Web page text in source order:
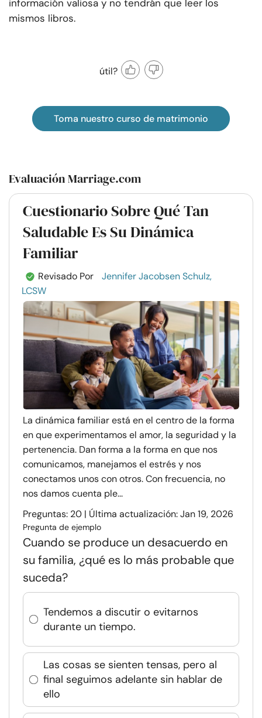
información valiosa y no tendrán que leer los
mismos libros.
útil?
Toma nuestro curso de matrimonio
Evaluación Marriage.com
Cuestionario Sobre Qué Tan
Saludable Es Su Dinámica
Familiar
Revisado Por
Jennifer Jacobsen Schulz,
LCSW
La dinámica familiar está en el centro de la forma
en que experimentamos el amor, la seguridad y la
pertenencia. Dan forma a la forma en que nos
comunicamos, manejamos el estrés y nos
conectamos unos con otros. Con frecuencia, no
nos damos cuenta ple...
Preguntas: 20 | Última actualización: Jan 19, 2026
Pregunta de ejemplo
Cuando se produce un desacuerdo en
su familia, ¿qué es lo más probable que
suceda?
Tendemos a discutir o evitarnos
durante un tiempo.
Las cosas se sienten tensas, pero al
final seguimos adelante sin hablar de
ello